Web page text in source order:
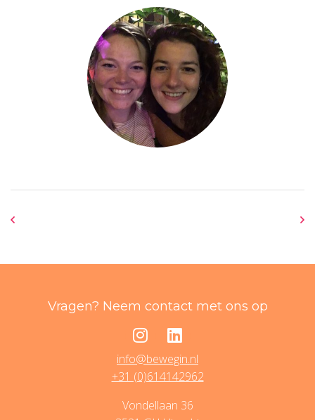
Vragen? Neem contact met ons op
info@bewegin.nl
+31 (0)614142962
Vondellaan 36